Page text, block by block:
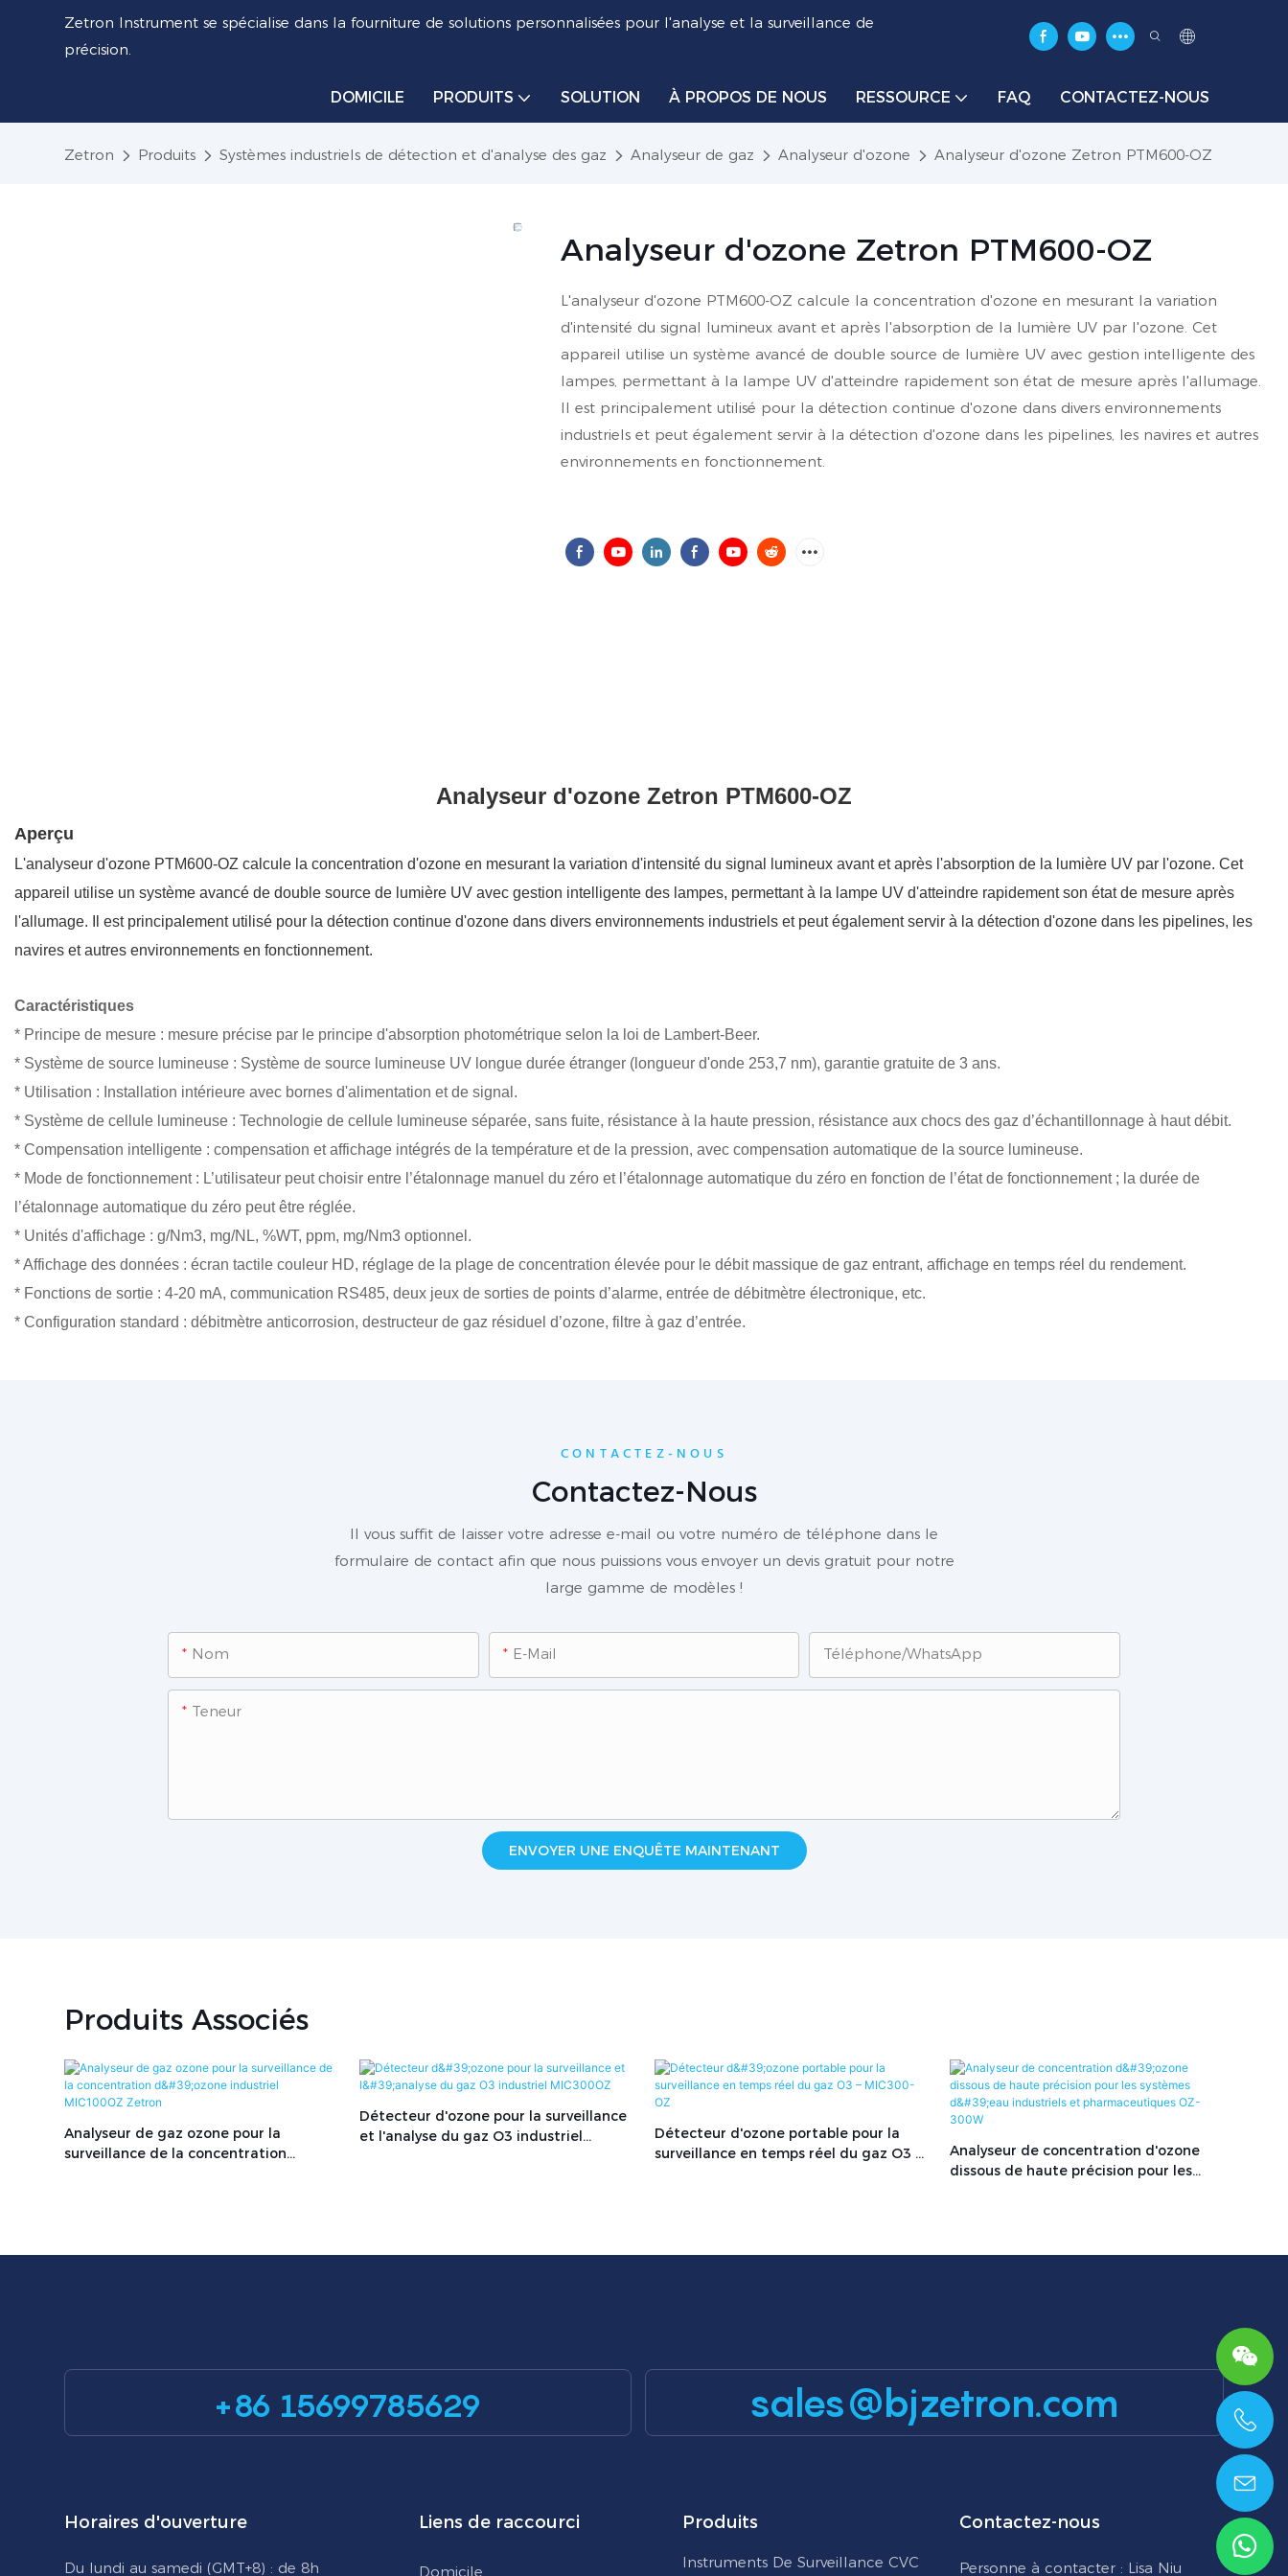
Zetron Instrument se spécialise dans la fourniture de solutions personnalisées pour l'analyse et la surveillance de
précision.
DOMICILE PRODUITS SOLUTION À PROPOS DE NOUS RESSOURCE FAQ CONTACTEZ-NOUS
Zetron Produits Systèmes industriels de détection et d'analyse des gaz Analyseur de gaz Analyseur d'ozone Analyseur d'ozone Zetron PTM600-OZ
Analyseur d'ozone Zetron PTM600-OZ
L'analyseur d'ozone PTM600-OZ calcule la concentration d'ozone en mesurant la variation
d'intensité du signal lumineux avant et après l'absorption de la lumière UV par l'ozone. Cet
appareil utilise un système avancé de double source de lumière UV avec gestion intelligente des
lampes, permettant à la lampe UV d'atteindre rapidement son état de mesure après l'allumage.
Il est principalement utilisé pour la détection continue d'ozone dans divers environnements
industriels et peut également servir à la détection d'ozone dans les pipelines, les navires et autres
environnements en fonctionnement.
Analyseur d'ozone Zetron PTM600-OZ
Aperçu
L'analyseur d'ozone PTM600-OZ calcule la concentration d'ozone en mesurant la variation d'intensité du signal lumineux avant et après l'absorption de la lumière UV par l'ozone. Cet
appareil utilise un système avancé de double source de lumière UV avec gestion intelligente des lampes, permettant à la lampe UV d'atteindre rapidement son état de mesure après
l'allumage. Il est principalement utilisé pour la détection continue d'ozone dans divers environnements industriels et peut également servir à la détection d'ozone dans les pipelines, les
navires et autres environnements en fonctionnement.
Caractéristiques
* Principe de mesure : mesure précise par le principe d'absorption photométrique selon la loi de Lambert-Beer.
* Système de source lumineuse : Système de source lumineuse UV longue durée étranger (longueur d'onde 253,7 nm), garantie gratuite de 3 ans.
* Utilisation : Installation intérieure avec bornes d'alimentation et de signal.
* Système de cellule lumineuse : Technologie de cellule lumineuse séparée, sans fuite, résistance à la haute pression, résistance aux chocs des gaz d’échantillonnage à haut débit.
* Compensation intelligente : compensation et affichage intégrés de la température et de la pression, avec compensation automatique de la source lumineuse.
* Mode de fonctionnement : L’utilisateur peut choisir entre l’étalonnage manuel du zéro et l’étalonnage automatique du zéro en fonction de l’état de fonctionnement ; la durée de
l’étalonnage automatique du zéro peut être réglée.
* Unités d'affichage : g/Nm3, mg/NL, %WT, ppm, mg/Nm3 optionnel.
* Affichage des données : écran tactile couleur HD, réglage de la plage de concentration élevée pour le débit massique de gaz entrant, affichage en temps réel du rendement.
* Fonctions de sortie : 4-20 mA, communication RS485, deux jeux de sorties de points d’alarme, entrée de débitmètre électronique, etc.
* Configuration standard : débitmètre anticorrosion, destructeur de gaz résiduel d’ozone, filtre à gaz d’entrée.
CONTACTEZ-NOUS
Contactez-Nous
Il vous suffit de laisser votre adresse e-mail ou votre numéro de téléphone dans le
formulaire de contact afin que nous puissions vous envoyer un devis gratuit pour notre
large gamme de modèles !
Nom E-Mail Téléphone/WhatsApp
Teneur
ENVOYER UNE ENQUÊTE MAINTENANT
Produits Associés
Analyseur de gaz ozone pour la
surveillance de la concentration
Détecteur d'ozone pour la surveillance
et l'analyse du gaz O3 industriel
Détecteur d'ozone portable pour la
surveillance en temps réel du gaz O3 –
Analyseur de concentration d'ozone
dissous de haute précision pour les
+86 15699785629 sales@bjzetron.com
Horaires d'ouverture
Du lundi au samedi (GMT+8) : de 8h
Liens de raccourci
Domicile
Produits
Instruments De Surveillance CVC
Contactez-nous
Personne à contacter : Lisa Niu